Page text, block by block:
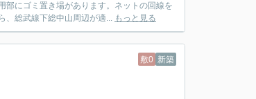
部にゴミ置き場があります。ネットの回線を
、総武線下総中山周辺が適... もっと見る
敷0 新築